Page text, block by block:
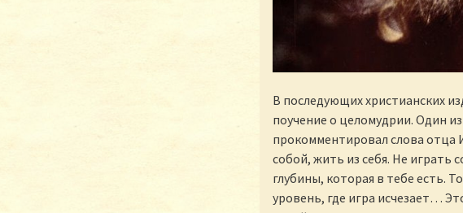
В последующих христианских
поучение о целомудрии. Один
прокомментировал слова отца
собой, жить из себя. Не играть
глубины, которая в тебе есть.
уровень, где игра исчезает…